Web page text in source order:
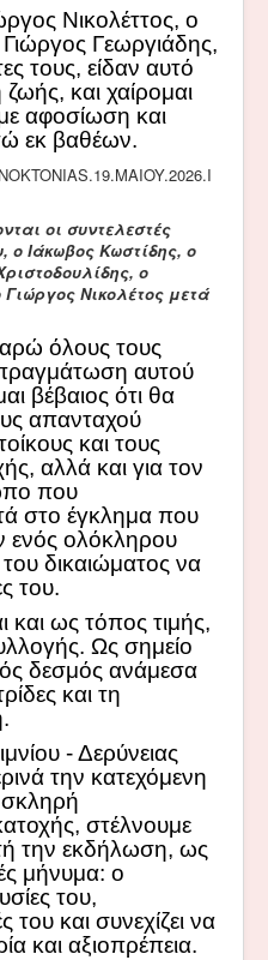
Νικολέττος, ο
Γεωργιάδης,
τους, είδαν αυτό
και χαίρομαι
αφοσίωση και
εκ βαθέων.
οι συντελεστές
ο Ιάκωβος Κωστίδης, ο
ο
Νικολέτος μετά
όλους τους
αυτού
βέβαιος ότι θα
απανταχού
και τους
αλλά και για τον
που
στο έγκλημα που
ενός ολόκληρου
δικαιώματος να
του.
και ως τόπος τιμής,
Ως σημείο
δεσμός ανάμεσα
και τη
- Δερύνειας
την κατεχόμενη
σκληρή
στέλνουμε
την εκδήλωση, ως
μήνυμα: ο
του,
του και συνεχίζει να
και αξιοπρέπεια.